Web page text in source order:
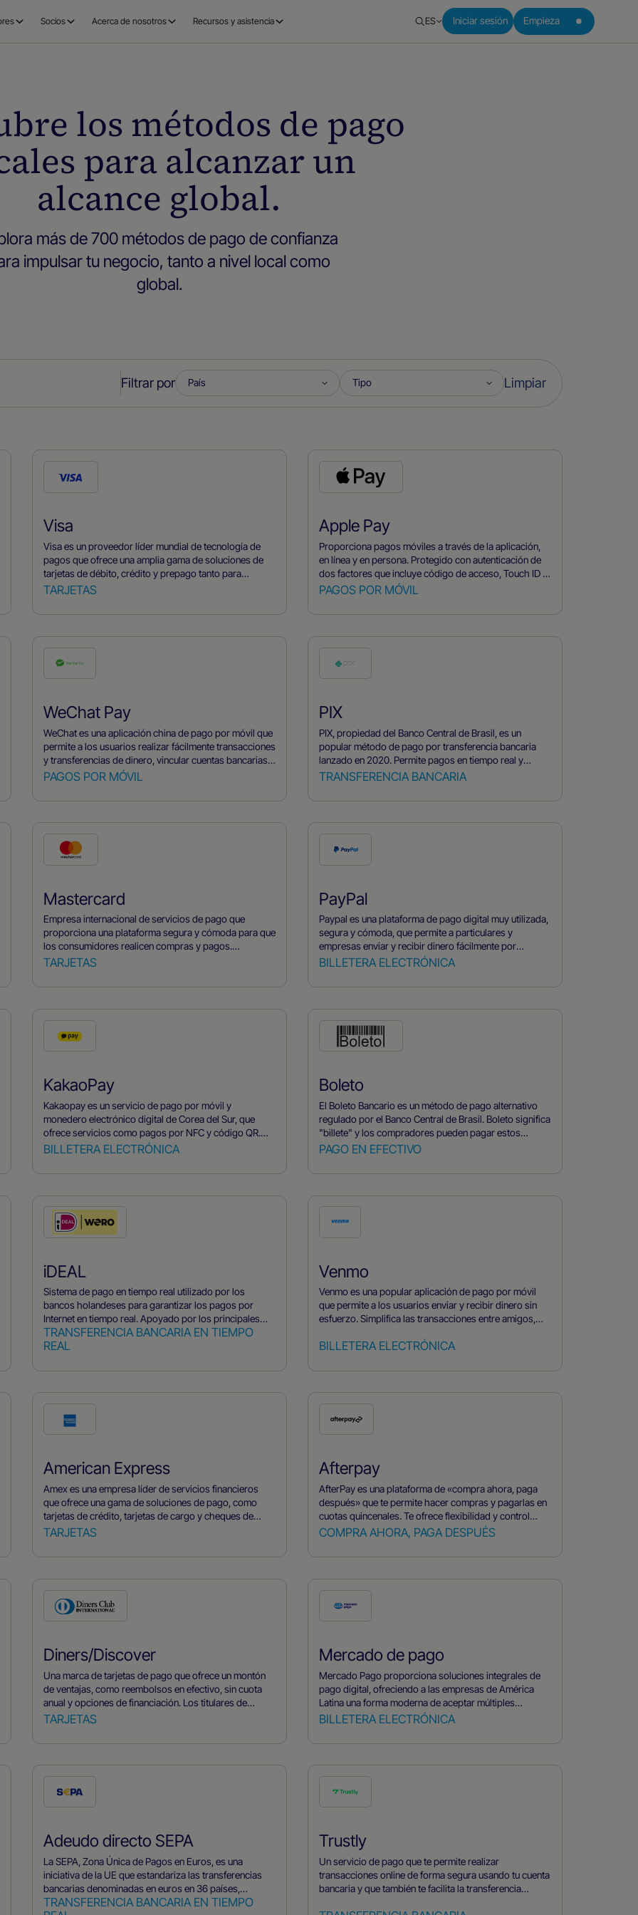
Socios Acerca de nosotros Recursos y asistencia ES Iniciar sesión Empieza
los métodos de pago
para alcanzar un
alcance global.
más de 700 métodos de pago de confianza
impulsar tu negocio, tanto a nivel local como
global.
Filtrar por Limpiar
Visa
Visa es un proveedor líder mundial de tecnología de
pagos que ofrece una amplia gama de soluciones de
tarjetas de débito, crédito y prepago tanto para
consumidores como para empresas. Al aceptar Visa a
confianza, optimizar las tasas checkout y simplificar la
TARJETAS
Apple Pay
Proporciona pagos móviles a través de la aplicación,
en línea y en persona. Protegido con autenticación de
dos factores que incluye código de acceso, Touch ID y
Face ID.
PAGOS POR MÓVIL
WeChat Pay
WeChat es una aplicación china de pago por móvil que
permite a los usuarios realizar fácilmente transacciones
y transferencias de dinero, vincular cuentas bancarias o
tarjetas de crédito y pagar en tiendas mediante el
cómoda para los pagos diarios en China.
PAGOS POR MÓVIL
PIX
PIX, propiedad del Banco Central de Brasil, es un
popular método de pago por transferencia bancaria
lanzado en 2020. Permite pagos en tiempo real y
promueve la inclusión financiera a través de su
TRANSFERENCIA BANCARIA
Mastercard
Empresa internacional de servicios de pago que
proporciona una plataforma segura y cómoda para que
los consumidores realicen compras y pagos.
Mastercard ofrece varios tipos de tarjetas con distintas
viajes y un servicio de atención al cliente de primera
TARJETAS
PayPal
Paypal es una plataforma de pago digital muy utilizada,
segura y cómoda, que permite a particulares y
empresas enviar y recibir dinero fácilmente por
Internet. Puede utilizarse para diversas transacciones
transferencia de dinero.
BILLETERA ELECTRÓNICA
KakaoPay
Kakaopay es un servicio de pago por móvil y
monedero electrónico digital de Corea del Sur, que
ofrece servicios como pagos por NFC y código QR.
Está integrado con otros servicios de Kakao, como
dinero cómodamente.
BILLETERA ELECTRÓNICA
Boleto
El Boleto Bancario es un método de pago alternativo
regulado por el Banco Central de Brasil. Boleto significa
"billete" y los compradores pueden pagar estos
billetes generados en efectivo y mediante transferencia
PAGO EN EFECTIVO
iDEAL
Sistema de pago en tiempo real utilizado por los
bancos holandeses para garantizar los pagos por
Internet en tiempo real. Apoyado por los principales
bancos holandeses.
TRANSFERENCIA BANCARIA EN TIEMPO
REAL
Venmo
Venmo es una popular aplicación de pago por móvil
que permite a los usuarios enviar y recibir dinero sin
esfuerzo. Simplifica las transacciones entre amigos,
pagar por bienes y servicios no suponga ningún
BILLETERA ELECTRÓNICA
American Express
Amex es una empresa líder de servicios financieros
que ofrece una gama de soluciones de pago, como
tarjetas de crédito, tarjetas de cargo y cheques de
viaje. American Express es conocida por su programa
cliente de primera calidad y su servicio de conserjería.
TARJETAS
Afterpay
AfterPay es una plataforma de «compra ahora, paga
después» que te permite hacer compras y pagarlas en
cuotas quincenales. Te ofrece flexibilidad y control
sobre tus gastos, y es una forma de pago muy
para hacer compras y gestionar tus finanzas.
COMPRA AHORA, PAGA DESPUÉS
Diners/Discover
Una marca de tarjetas de pago que ofrece un montón
de ventajas, como reembolsos en efectivo, sin cuota
anual y opciones de financiación. Los titulares de
tarjetas Discover pueden acceder a una amplia red de
online.
TARJETAS
Mercado de pago
Mercado Pago proporciona soluciones integrales de
pago digital, ofreciendo a las empresas de América
Latina una forma moderna de aceptar múltiples
métodos de pago y ampliar el alcance de sus clientes a
adoptado.
BILLETERA ELECTRÓNICA
Adeudo directo SEPA
La SEPA, Zona Única de Pagos en Euros, es una
iniciativa de la UE que estandariza las transferencias
bancarias denominadas en euros en 36 países,
facilitando los pagos uniformes sin efectivo. Aunque el
TRANSFERENCIA BANCARIA EN TIEMPO
Trustly
Un servicio de pago que te permite realizar
transacciones online de forma segura usando tu cuenta
bancaria y que también te facilita la transferencia